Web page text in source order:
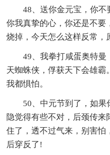
48、送你金元宝，你不
你我真挚的心，你还是不要
烧掉，今天怎么这样反常，
49、我拳打咸蛋奥特曼
天蜘蛛侠，俘获天下会雄
我都惧怕。
50、中元节到了，如果
隐觉得有些不对，后颈传
住了，透不过气来，别害
后穿反了!